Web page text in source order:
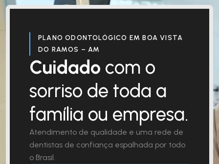
PLANO ODONTOLÓGICO EM BOA VISTA
DO RAMOS – AM
Cuidado com o
sorriso de toda a
família ou empresa.
Atendimento de qualidade e uma rede de
dentistas de confiança espalhada por todo
o Brasil.